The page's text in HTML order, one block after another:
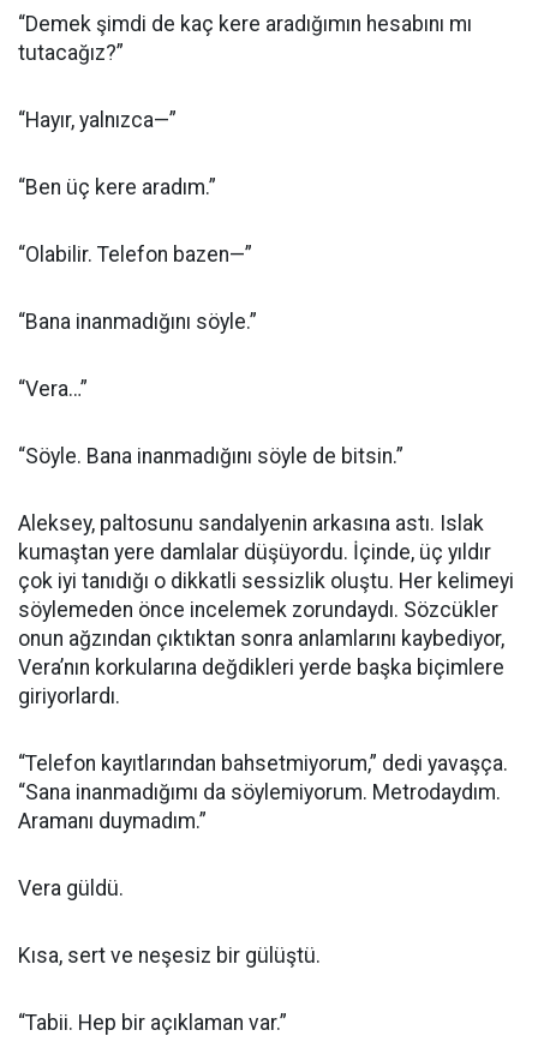
“Demek şimdi de kaç kere aradığımın hesabını mı
tutacağız?”
“Hayır, yalnızca—”
“Ben üç kere aradım.”
“Olabilir. Telefon bazen—”
“Bana inanmadığını söyle.”
“Vera…”
“Söyle. Bana inanmadığını söyle de bitsin.”
Aleksey, paltosunu sandalyenin arkasına astı. Islak
kumaştan yere damlalar düşüyordu. İçinde, üç yıldır
çok iyi tanıdığı o dikkatli sessizlik oluştu. Her kelimeyi
söylemeden önce incelemek zorundaydı. Sözcükler
onun ağzından çıktıktan sonra anlamlarını kaybediyor,
Vera’nın korkularına değdikleri yerde başka biçimlere
giriyorlardı.
“Telefon kayıtlarından bahsetmiyorum,” dedi yavaşça.
“Sana inanmadığımı da söylemiyorum. Metrodaydım.
Aramanı duymadım.”
Vera güldü.
Kısa, sert ve neşesiz bir gülüştü.
“Tabii. Hep bir açıklaman var.”